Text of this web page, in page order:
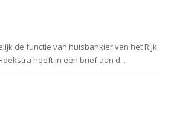
de functie van huisbankier van het Rijk.
heeft in een brief aan d...